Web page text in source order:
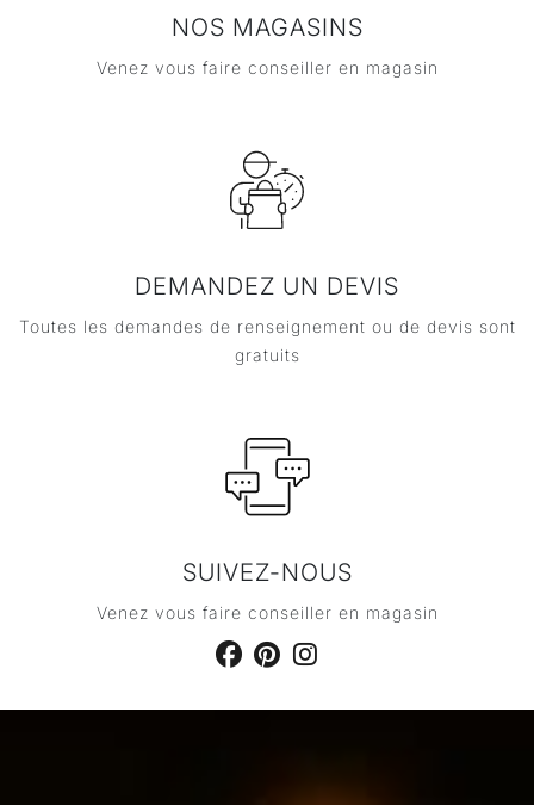
NOS MAGASINS
Venez vous faire conseiller en magasin
DEMANDEZ UN DEVIS
Toutes les demandes de renseignement ou de devis sont
gratuits
SUIVEZ-NOUS
Venez vous faire conseiller en magasin